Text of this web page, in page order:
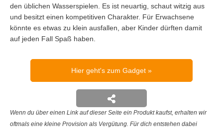
den üblichen Wasserspielen. Es ist neuartig, schaut witzig aus
und besitzt einen kompetitiven Charakter. Für Erwachsene
könnte es etwas zu klein ausfallen, aber Kinder dürften damit
auf jeden Fall Spaß haben.
Hier geht's zum Gadget
Wenn du über einen Link auf dieser Seite ein Produkt kaufst, erhalten wir
oftmals eine kleine Provision als Vergütung. Für dich entstehen dabei